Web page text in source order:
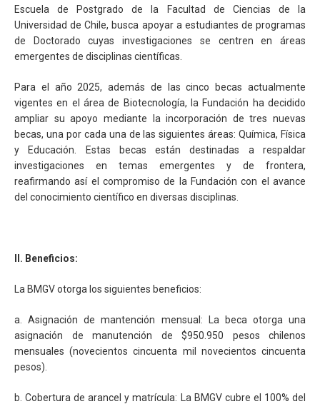
Escuela de Postgrado de la Facultad de Ciencias de la
Universidad de Chile, busca apoyar a estudiantes de programas
de Doctorado cuyas investigaciones se centren en áreas
emergentes de disciplinas científicas.
Para el año 2025, además de las cinco becas actualmente
vigentes en el área de Biotecnología, la Fundación ha decidido
ampliar su apoyo mediante la incorporación de tres nuevas
becas, una por cada una de las siguientes áreas: Química, Física
y Educación. Estas becas están destinadas a respaldar
investigaciones en temas emergentes y de frontera,
reafirmando así el compromiso de la Fundación con el avance
del conocimiento científico en diversas disciplinas.
II. Beneficios:
La BMGV otorga los siguientes beneficios:
a. Asignación de mantención mensual: La beca otorga una
asignación de manutención de $950.950 pesos chilenos
mensuales (novecientos cincuenta mil novecientos cincuenta
pesos).
b. Cobertura de arancel y matrícula: La BMGV cubre el 100% del